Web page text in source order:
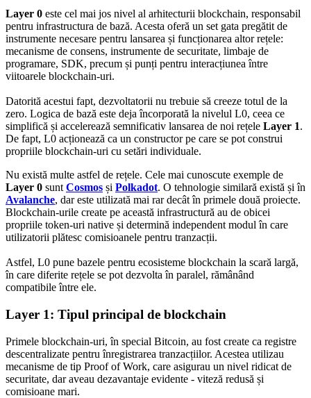
Layer 0 este cel mai jos nivel al arhitecturii blockchain, responsabil
pentru infrastructura de bază. Acesta oferă un set gata pregătit de
instrumente necesare pentru lansarea și funcționarea altor rețele:
mecanisme de consens, instrumente de securitate, limbaje de
programare, SDK, precum și punți pentru interacțiunea între
viitoarele blockchain-uri.
Datorită acestui fapt, dezvoltatorii nu trebuie să creeze totul de la
zero. Logica de bază este deja încorporată la nivelul L0, ceea ce
simplifică și accelerează semnificativ lansarea de noi rețele Layer 1.
De fapt, L0 acționează ca un constructor pe care se pot construi
propriile blockchain-uri cu setări individuale.
Nu există multe astfel de rețele. Cele mai cunoscute exemple de
Layer 0 sunt Cosmos și Polkadot. O tehnologie similară există și în
Avalanche, dar este utilizată mai rar decât în primele două proiecte.
Blockchain-urile create pe această infrastructură au de obicei
propriile token-uri native și determină independent modul în care
utilizatorii plătesc comisioanele pentru tranzacții.
Astfel, L0 pune bazele pentru ecosisteme blockchain la scară largă,
în care diferite rețele se pot dezvolta în paralel, rămânând
compatibile între ele.
Layer 1: Tipul principal de blockchain
Primele blockchain-uri, în special Bitcoin, au fost create ca registre
descentralizate pentru înregistrarea tranzacțiilor. Acestea utilizau
mecanisme de tip Proof of Work, care asigurau un nivel ridicat de
securitate, dar aveau dezavantaje evidente - viteză redusă și
comisioane mari.